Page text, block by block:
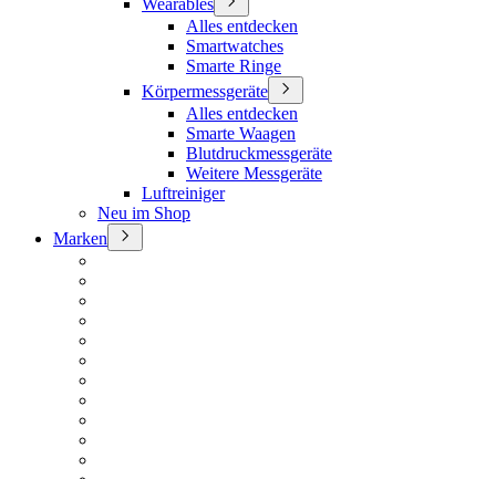
Wearables
Alles entdecken
Smartwatches
Smarte Ringe
Körpermessgeräte
Alles entdecken
Smarte Waagen
Blutdruckmessgeräte
Weitere Messgeräte
Luftreiniger
Neu im Shop
Marken